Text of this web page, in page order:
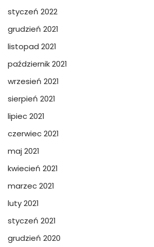
styczeń 2022
grudzień 2021
listopad 2021
październik 2021
wrzesień 2021
sierpień 2021
lipiec 2021
czerwiec 2021
maj 2021
kwiecień 2021
marzec 2021
luty 2021
styczeń 2021
grudzień 2020